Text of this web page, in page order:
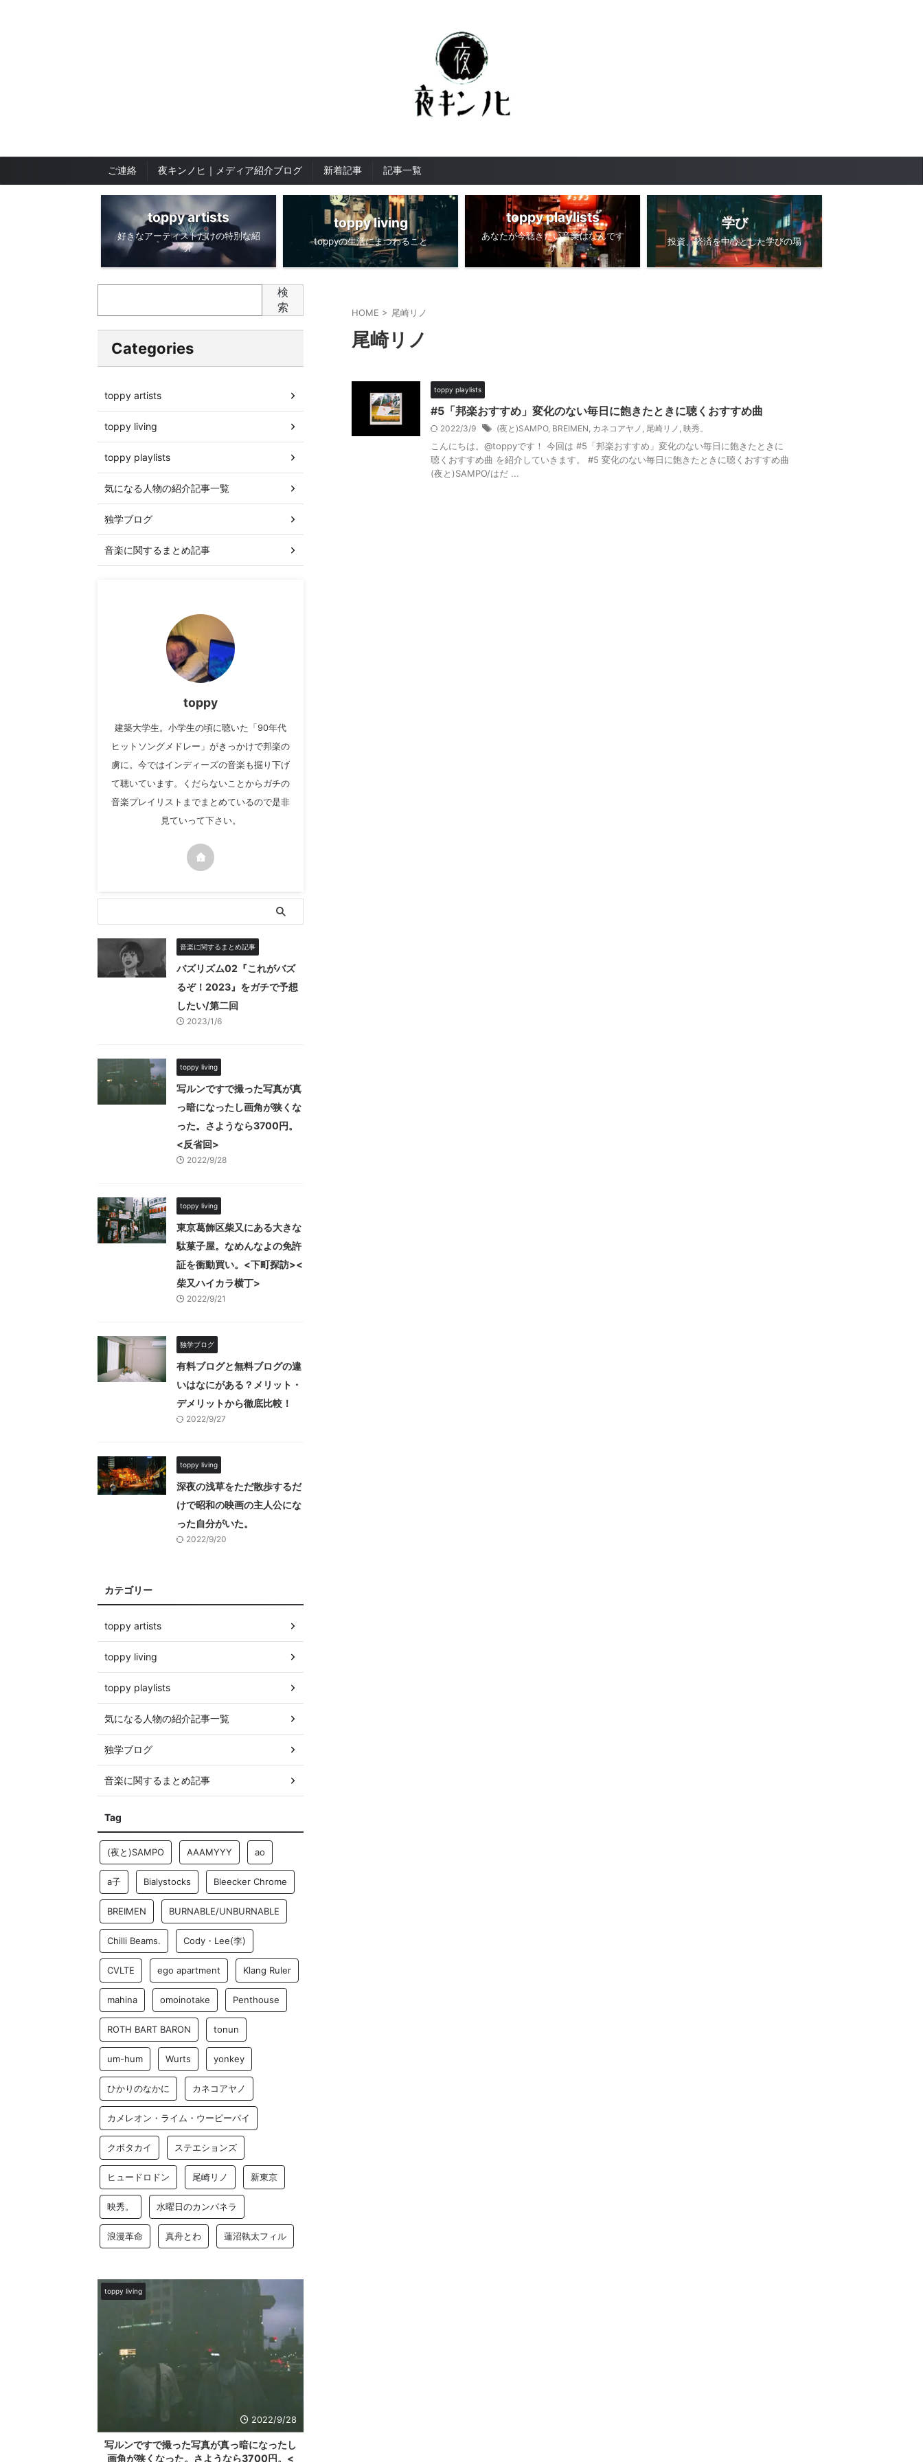
ご連絡 夜キンノヒ｜メディア紹介ブログ 新着記事 記事一覧
toppy artists
好きなアーティストだけの特別な紹
介
toppy living
toppyの生活にまつわること
toppy playlists
あなたが今聴きたい音楽はなんです
か
学び
投資、経済を中心とした学びの場
HOME > 尾崎リノ
尾崎リノ
toppy playlists
#5「邦楽おすすめ」変化のない毎日に飽きたときに聴くおすすめ曲
2022/3/9 (夜と)SAMPO, BREIMEN カネコアヤノ 尾崎リノ 映秀。
こんにちは。@toppyです！ 今回は #5「邦楽おすすめ」変化のない毎日に飽きたときに
聴くおすすめ曲 を紹介していきます。 #5 変化のない毎日に飽きたときに聴くおすすめ曲
(夜と)SAMPO/はだ ...
検
索
Categories
toppy artists
toppy living
toppy playlists
気になる人物の紹介記事一覧
独学ブログ
音楽に関するまとめ記事
toppy
建築大学生。小学生の頃に聴いた「90年代
ヒットソングメドレー」がきっかけで邦楽の
虜に。今ではインディーズの音楽も掘り下げ
て聴いています。くだらないことからガチの
音楽プレイリストまでまとめているので是非
見ていって下さい。
音楽に関するまとめ記事
バズリズム02『これがバズ
るぞ！2023』をガチで予想
したい/第二回
2023/1/6
toppy living
写ルンですで撮った写真が真
っ暗になったし画角が狭くな
った。さようなら3700円。
<反省回>
2022/9/28
toppy living
東京葛飾区柴又にある大きな
駄菓子屋。なめんなよの免許
証を衝動買い。<下町探訪><
柴又ハイカラ横丁>
2022/9/21
独学ブログ
有料ブログと無料ブログの違
いはなにがある？メリット・
デメリットから徹底比較！
2022/9/27
toppy living
深夜の浅草をただ散歩するだ
けで昭和の映画の主人公にな
った自分がいた。
2022/9/20
カテゴリー
toppy artists
toppy living
toppy playlists
気になる人物の紹介記事一覧
独学ブログ
音楽に関するまとめ記事
Tag
(夜と)SAMPO AAAMYYY ao
a子 Bialystocks Bleecker Chrome
BREIMEN BURNABLE/UNBURNABLE
Chilli Beams. Cody・Lee(李)
CVLTE ego apartment Klang Ruler
mahina omoinotake Penthouse
ROTH BART BARON tonun
um-hum Wurts yonkey
ひかりのなかに カネコアヤノ
カメレオン・ライム・ウーピーパイ
クボタカイ ステエションズ
ヒュードロドン 尾崎リノ 新東京
映秀。 水曜日のカンパネラ
浪漫革命 真舟とわ 蓮沼執太フィル
すで撮った写真が真っ暗になったし
くなった。さようなら3700円。<
toppy living
東京葛飾区柴又にある大きな駄菓子屋。なめ
んなよの免許証を衝動買い。<下町探訪><